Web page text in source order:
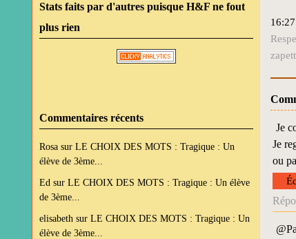
Stats faits par d'autres puisque H&F ne fout
plus rien
Commentaires récents
Rosa sur LE CHOIX DES MOTS : Tragique : Un
élève de 3ème...
Ed sur LE CHOIX DES MOTS : Tragique : Un élève
de 3ème...
elisabeth sur LE CHOIX DES MOTS : Tragique : Un
élève de 3ème...
Je
Je
ou